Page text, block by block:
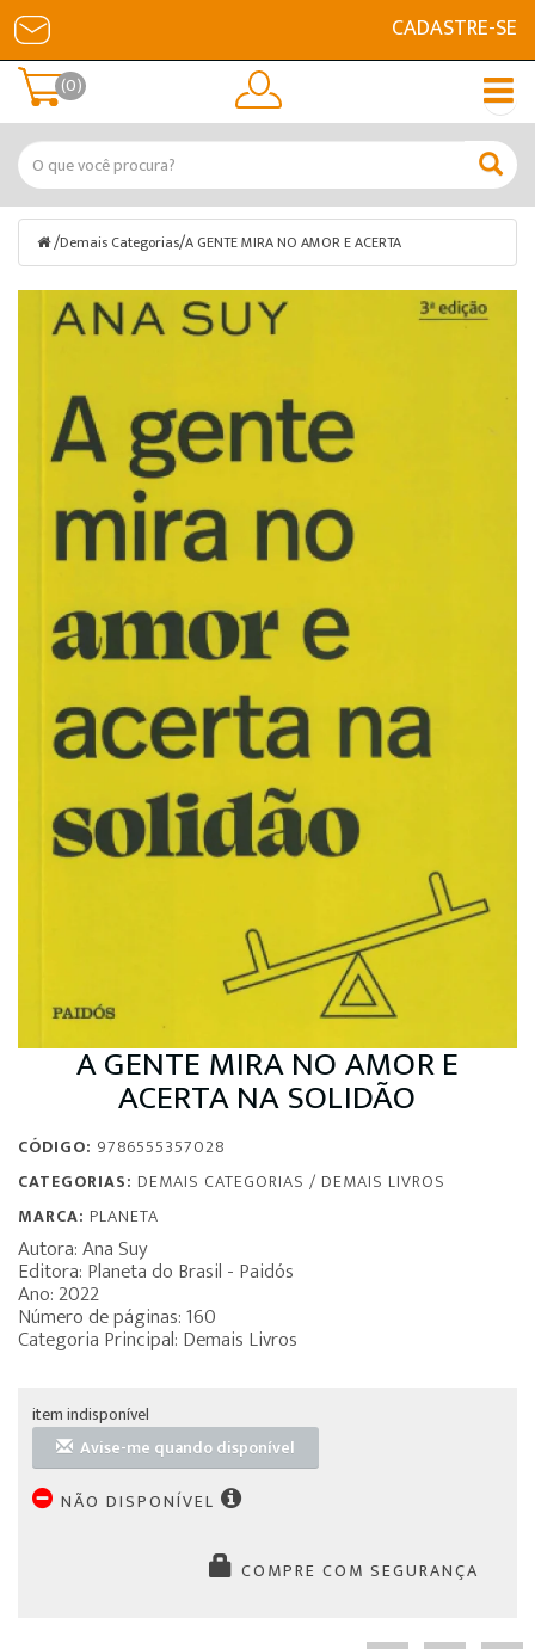
CADASTRE-SE
(0)
/Demais Categorias/A GENTE MIRA NO AMOR E ACERTA
A GENTE MIRA NO AMOR E
ACERTA NA SOLIDÃO
CÓDIGO: 9786555357028
CATEGORIAS: DEMAIS CATEGORIAS / DEMAIS LIVROS
MARCA: PLANETA
Autora: Ana Suy
Editora: Planeta do Brasil - Paidós
Ano: 2022
Número de páginas: 160
Categoria Principal: Demais Livros
item indisponível
Avise-me quando disponível
NÃO DISPONÍVEL
COMPRE COM SEGURANÇA